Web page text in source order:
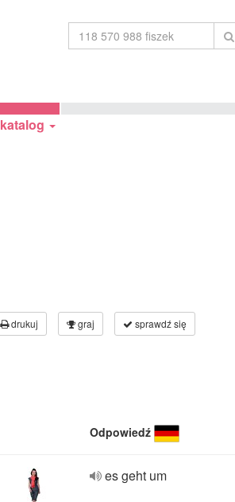
katalog
drukuj graj sprawdź się
Odpowiedź
es geht um